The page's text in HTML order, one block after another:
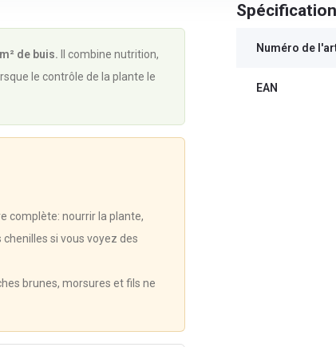
de buis. Il combine nutrition,
le contrôle de la plante le
complète: nourrir la plante,
si vous voyez des
brunes, morsures et fils ne
Numéro de
EAN